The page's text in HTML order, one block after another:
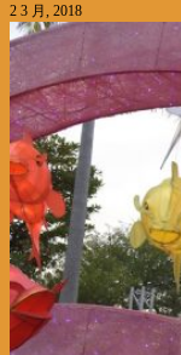
2 3 月, 2018